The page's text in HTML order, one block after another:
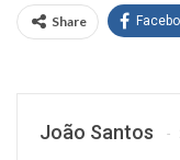
Share
João Santos